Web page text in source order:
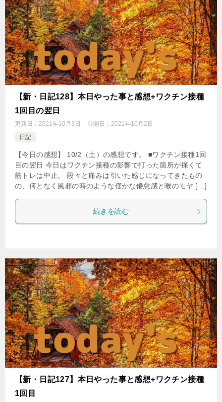
【新・日記128】本日やった事と感想+ワクチン接種
1回目の翌日
更新日： 2021年10月3日 公開日： 2021年10月2日
日記
【今日の感想】 10/2（土）の感想です。 ■ワクチン接種1回
目の翌日 今日はワクチン接種の影響で打った箇所が痛くて
筋トレは中止。 段々と痛みは引いた感じになってきたもの
の、何となく風邪の時のような僅かな倦怠感と喉のモヤ […]
続きを読む
【新・日記127】本日やった事と感想+ワクチン接種
1回目